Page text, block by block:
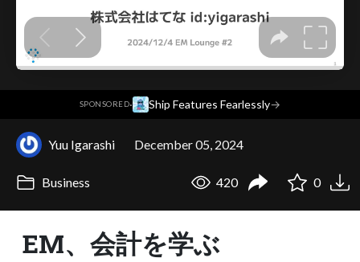
SPONSORED· Ship Features Fearlessly→
Yuu Igarashi December 05, 2024
Business 420 0
EM、会計を学ぶ